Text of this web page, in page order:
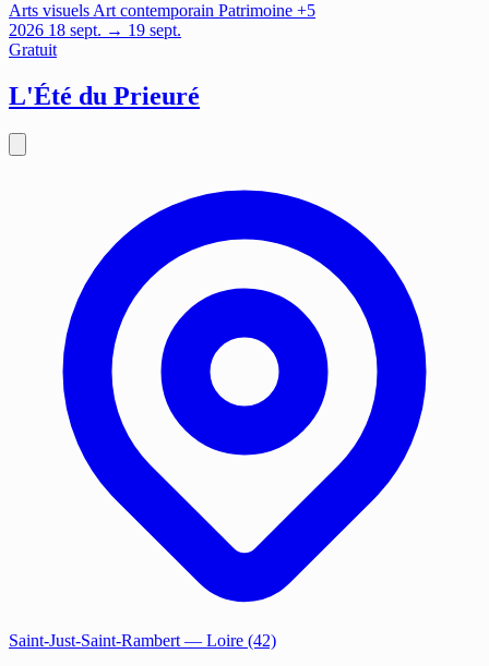
Arts visuels Art contemporain Patrimoine +5
2026 18 sept. → 19 sept.
Gratuit
L'Été du Prieuré
Saint-Just-Saint-Rambert — Loire (42)